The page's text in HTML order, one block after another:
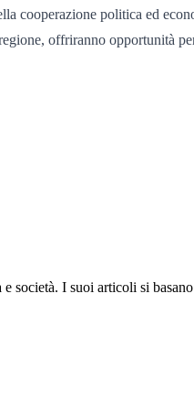
cooperazione politica ed
offriranno opportunità
società. I suoi articoli si